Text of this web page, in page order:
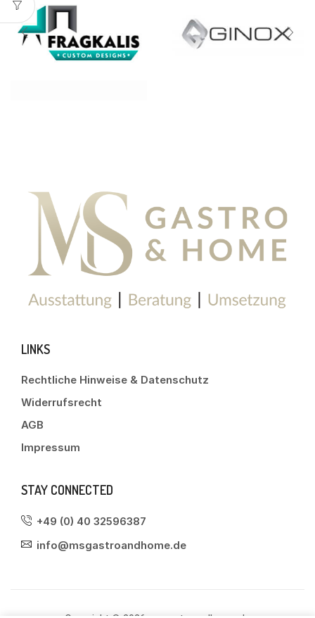
LINKS
Rechtliche Hinweise & Datenschutz
Widerrufsrecht
AGB
Impressum
STAY CONNECTED
+49 (0) 40 32596387
info@msgastroandhome.de